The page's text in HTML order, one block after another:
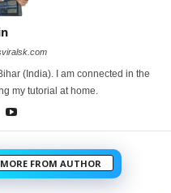
(India). I am connected in the
my tutorial at home.
MORE FROM AUTHOR